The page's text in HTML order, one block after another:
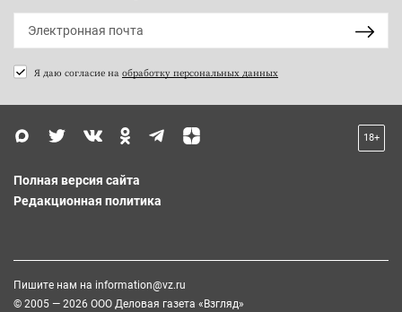
Я даю согласие на обработку персональных данных
18+
Полная версия сайта
Редакционная политика
Пишите нам на information@vz.ru
© 2005 — 2026 ООО Деловая газета «Взгляд»